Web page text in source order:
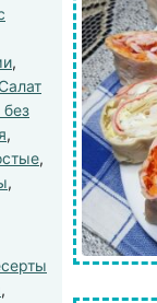
,
Салат
,
,
,
,